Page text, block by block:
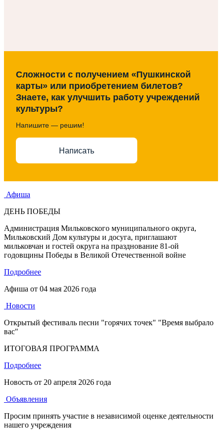
Сложности с получением «Пушкинской
карты» или приобретением билетов?
Знаете, как улучшить работу учреждений
культуры?
Напишите — решим!
Написать
Афиша
ДЕНЬ ПОБЕДЫ
Администрация Мильковского муниципального округа,
Мильковский Дом культуры и досуга, приглашают
мильковчан и гостей округа на празднование 81-ой
годовщины Победы в Великой Отечественной войне
Подробнее
Афиша от 04 мая 2026 года
Новости
Открытый фестиваль песни "горячих точек" "Время выбрало
вас"
ИТОГОВАЯ ПРОГРАММА
Подробнее
Новость от 20 апреля 2026 года
Объявления
Просим принять участие в независимой оценке деятельности
нашего учреждения